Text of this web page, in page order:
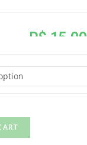
R$ 15,00